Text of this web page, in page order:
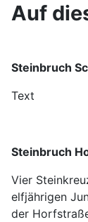
Auf
Steinbruch
Text
Steinbruch
Vier
elfjährigen
der